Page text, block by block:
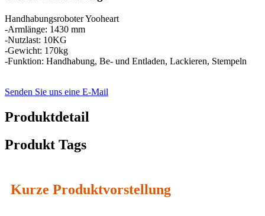
Handhabungsroboter Yooheart
-Armlänge: 1430 mm
-Nutzlast: 10KG
-Gewicht: 170kg
-Funktion: Handhabung, Be- und Entladen, Lackieren, Stempeln
Senden Sie uns eine E-Mail
Produktdetail
Produkt Tags
Kurze Produktvorstellung